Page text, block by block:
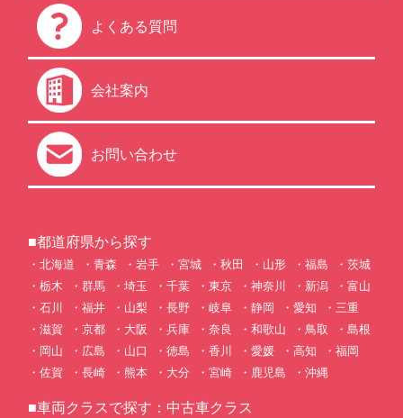
よくある質問
会社案内
お問い合わせ
■都道府県から探す
北海道 青森 岩手 宮城 秋田 山形 福島
茨城
栃木
群馬 埼玉 千葉 東京 神奈川 新潟
富山
石川
福井 山梨 長野 岐阜 静岡 愛知
三重
滋賀
京都 大阪 兵庫 奈良 和歌山 鳥取
島根
岡山
広島 山口 徳島 香川 愛媛 高知
福岡
佐賀
長崎 熊本 大分 宮崎 鹿児島 沖縄
■車両クラスで探す：中古車クラス